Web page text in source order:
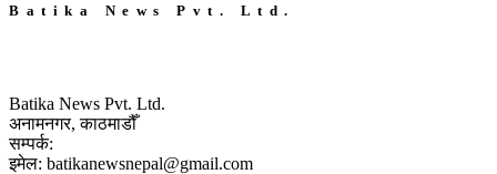
Batika News Pvt. Ltd.
Batika News Pvt. Ltd.
अनामनगर, काठमाडौँ
सम्पर्क:
इमेल: batikanewsnepal@gmail.com